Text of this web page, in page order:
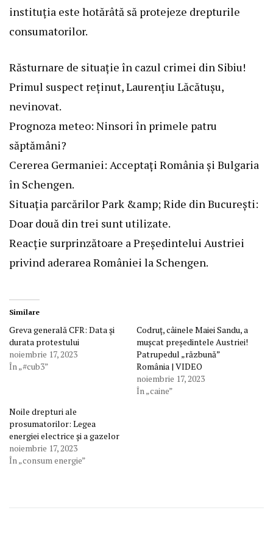
instituția este hotărâtă să protejeze drepturile
consumatorilor.
Răsturnare de situație în cazul crimei din Sibiu!
Primul suspect reținut, Laurențiu Lăcătușu,
nevinovat.
Prognoza meteo: Ninsori în primele patru
săptămâni?
Cererea Germaniei: Acceptați România și Bulgaria
în Schengen.
Situația parcărilor Park &amp; Ride din București:
Doar două din trei sunt utilizate.
Reacție surprinzătoare a Președintelui Austriei
privind aderarea României la Schengen.
Similare
Greva generală CFR: Data și
durata protestului
noiembrie 17, 2023
În „#cub3”
Codruț, câinele Maiei Sandu, a
mușcat președintele Austriei!
Patrupedul „răzbună”
România | VIDEO
noiembrie 17, 2023
În „caine”
Noile drepturi ale
prosumatorilor: Legea
energiei electrice și a gazelor
noiembrie 17, 2023
În „consum energie”